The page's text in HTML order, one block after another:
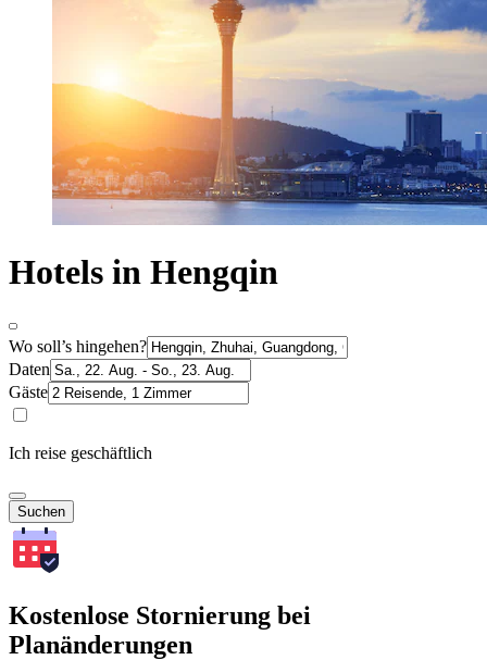
Hotels in Hengqin
Wo soll’s hingehen?
Daten
Gäste
Ich reise geschäftlich
Suchen
Kostenlose Stornierung bei
Planänderungen